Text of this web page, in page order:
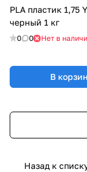
PLA пластик 1,75
черный 1 кг
0 0 Нет в
В
Назад к